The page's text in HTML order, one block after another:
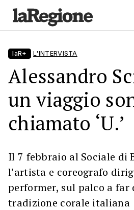
laR+ L'INTERVISTA
Alessandro
un viaggio
chiamato ‘U.’
Il 7 febbraio al Sociale di
l’artista e coreografo
performer, sul palco a
tradizione corale italiana